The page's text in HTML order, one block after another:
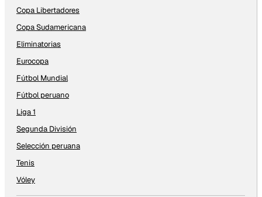
Copa Libertadores
Copa Sudamericana
Eliminatorias
Eurocopa
Fútbol Mundial
Fútbol peruano
Liga 1
Segunda División
Selección peruana
Tenis
Vóley